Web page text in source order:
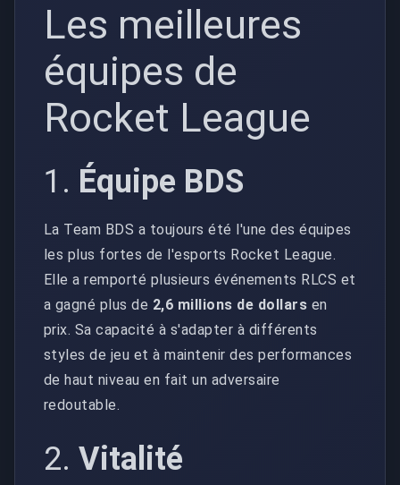
Les meilleures
équipes de
Rocket League
1. Équipe BDS
La Team BDS a toujours été l'une des équipes
les plus fortes de l'esports Rocket League.
Elle a remporté plusieurs événements RLCS et
a gagné plus de 2,6 millions de dollars en
prix. Sa capacité à s'adapter à différents
styles de jeu et à maintenir des performances
de haut niveau en fait un adversaire
redoutable.
2. Vitalité